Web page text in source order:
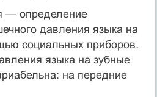
— определение
давления языка на
социальных приборов.
языка на зубные
на передние